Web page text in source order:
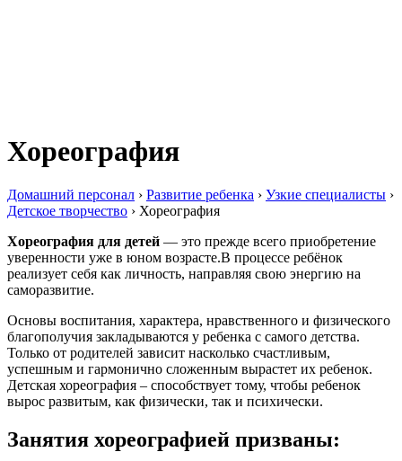
Хореография
Домашний персонал › Развитие ребенка › Узкие специалисты ›
Детское творчество › Хореография
Хореография для детей — это прежде всего приобретение
уверенности уже в юном возрасте.В процессе ребёнок
реализует себя как личность, направляя свою энергию на
саморазвитие.
Основы воспитания, характера, нравственного и физического
благополучия закладываются у ребенка с самого детства.
Только от родителей зависит насколько счастливым,
успешным и гармонично сложенным вырастет их ребенок.
Детская хореография – способствует тому, чтобы ребенок
вырос развитым, как физически, так и психически.
Занятия хореографией призваны: